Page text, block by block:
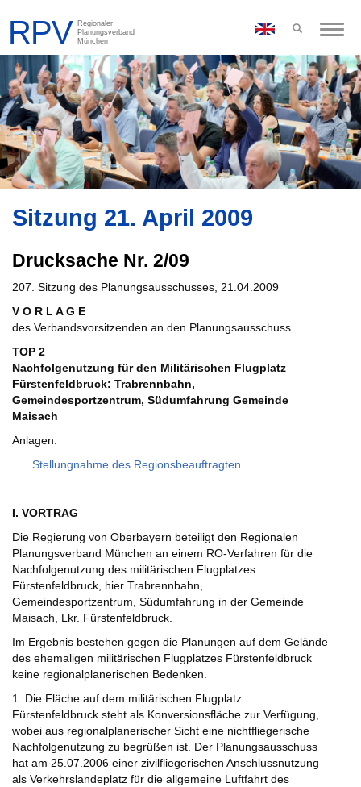
Toggle
Sitzung 21. April 2009
Drucksache Nr. 2/09
207. Sitzung des Planungsausschusses, 21.04.2009
V O R L A G E
des Verbandsvorsitzenden an den Planungsausschuss
TOP 2
Nachfolgenutzung für den Militärischen Flugplatz
Fürstenfeldbruck: Trabrennbahn,
Gemeindesportzentrum, Südumfahrung Gemeinde
Maisach
Anlagen:
Stellungnahme des Regionsbeauftragten
I. VORTRAG
Die Regierung von Oberbayern beteiligt den Regionalen
Planungsverband München an einem RO-Verfahren für die
Nachfolgenutzung des militärischen Flugplatzes
Fürstenfeldbruck, hier Trabrennbahn,
Gemeindesportzentrum, Südumfahrung in der Gemeinde
Maisach, Lkr. Fürstenfeldbruck.
Im Ergebnis bestehen gegen die Planungen auf dem Gelände
des ehemaligen militärischen Flugplatzes Fürstenfeldbruck
keine regionalplanerischen Bedenken.
1. Die Fläche auf dem militärischen Flugplatz
Fürstenfeldbruck steht als Konversionsfläche zur Verfügung,
wobei aus regionalplanerischer Sicht eine nichtfliegerische
Nachfolgenutzung zu begrüßen ist. Der Planungsausschuss
hat am 25.07.2006 einer zivilfliegerischen Anschlussnutzung
als Verkehrslandeplatz für die allgemeine Luftfahrt des